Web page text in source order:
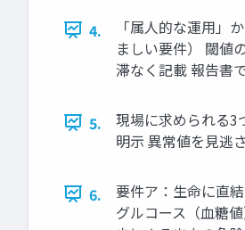
4.
「属人的な運用」
ましい要件） 閾値
滞なく記載 報告書
5.
現場に求められる3
明示 異常値を見逃
6.
要件ア：生命に直
グルコース（血糖